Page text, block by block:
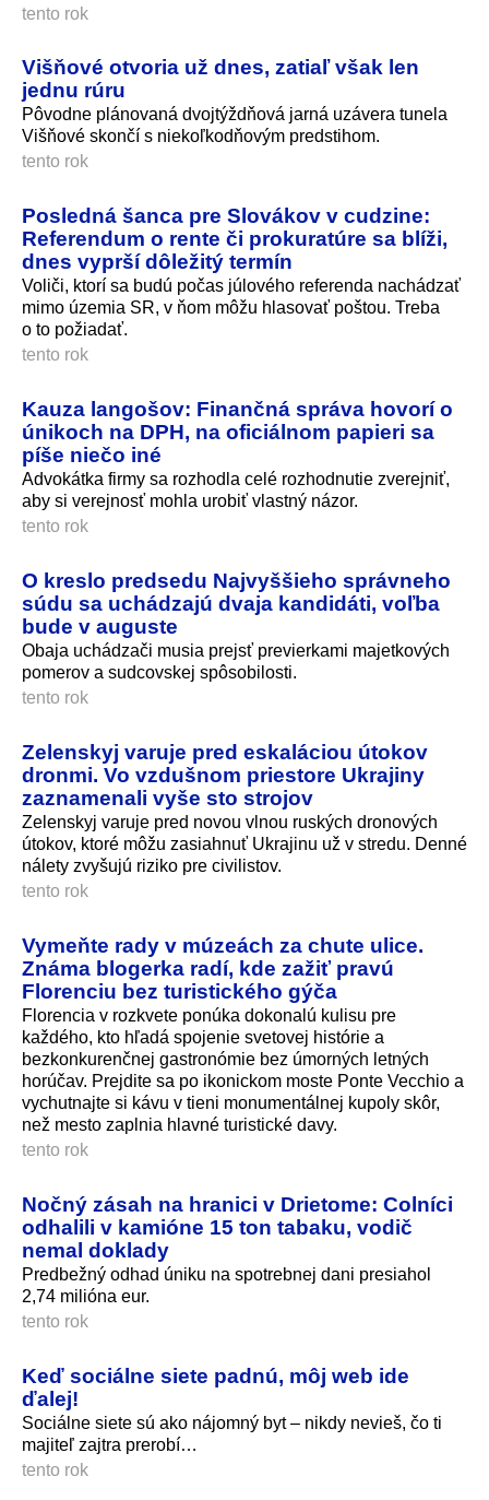
tento rok
Višňové otvoria už dnes, zatiaľ však len
jednu rúru
Pôvodne plánovaná dvojtýždňová jarná uzávera tunela
Višňové skončí s niekoľkodňovým predstihom.
tento rok
Posledná šanca pre Slovákov v cudzine:
Referendum o rente či prokuratúre sa blíži,
dnes vyprší dôležitý termín
Voliči, ktorí sa budú počas júlového referenda nachádzať
mimo územia SR, v ňom môžu hlasovať poštou. Treba
o to požiadať.
tento rok
Kauza langošov: Finančná správa hovorí o
únikoch na DPH, na oficiálnom papieri sa
píše niečo iné
Advokátka firmy sa rozhodla celé rozhodnutie zverejniť,
aby si verejnosť mohla urobiť vlastný názor.
tento rok
O kreslo predsedu Najvyššieho správneho
súdu sa uchádzajú dvaja kandidáti, voľba
bude v auguste
Obaja uchádzači musia prejsť previerkami majetkových
pomerov a sudcovskej spôsobilosti.
tento rok
Zelenskyj varuje pred eskaláciou útokov
dronmi. Vo vzdušnom priestore Ukrajiny
zaznamenali vyše sto strojov
Zelenskyj varuje pred novou vlnou ruských dronových
útokov, ktoré môžu zasiahnuť Ukrajinu už v stredu. Denné
nálety zvyšujú riziko pre civilistov.
tento rok
Vymeňte rady v múzeách za chute ulice.
Známa blogerka radí, kde zažiť pravú
Florenciu bez turistického gýča
Florencia v rozkvete ponúka dokonalú kulisu pre
každého, kto hľadá spojenie svetovej histórie a
bezkonkurenčnej gastronómie bez úmorných letných
horúčav. Prejdite sa po ikonickom moste Ponte Vecchio a
vychutnajte si kávu v tieni monumentálnej kupoly skôr,
než mesto zaplnia hlavné turistické davy.
tento rok
Nočný zásah na hranici v Drietome: Colníci
odhalili v kamióne 15 ton tabaku, vodič
nemal doklady
Predbežný odhad úniku na spotrebnej dani presiahol
2,74 milióna eur.
tento rok
Keď sociálne siete padnú, môj web ide
ďalej!
Sociálne siete sú ako nájomný byt – nikdy nevieš, čo ti
majiteľ zajtra prerobí…
tento rok